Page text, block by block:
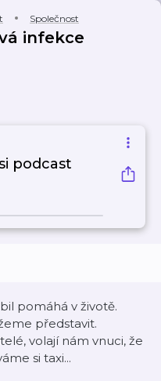
Společnost
infekce
podcast
pomáhá v životě.
představit.
volají nám vnuci, že
si taxi...